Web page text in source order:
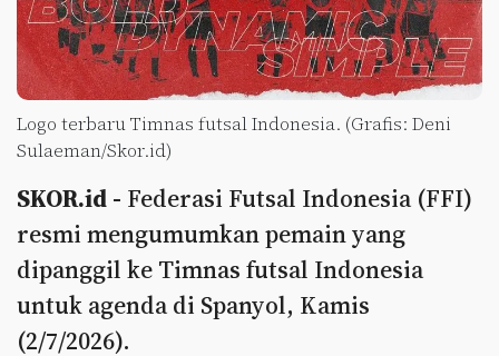
Logo terbaru Timnas futsal Indonesia. (Grafis: Deni
Sulaeman/Skor.id)
SKOR.id - Federasi Futsal Indonesia (FFI)
resmi mengumumkan pemain yang
dipanggil ke Timnas futsal Indonesia
untuk agenda di Spanyol, Kamis
(2/7/2026).